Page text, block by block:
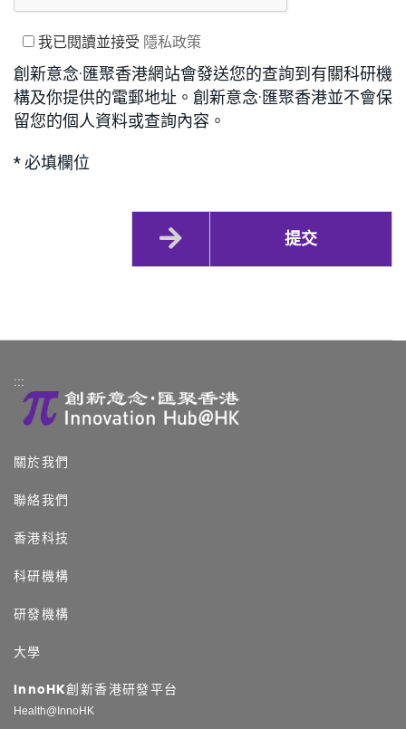
我已閱讀並接受 隱私政策
創新意念·匯聚香港網站會發送您的查詢到有關科研機
構及你提供的電郵地址。創新意念·匯聚香港並不會保
留您的個人資料或查詢內容。
* 必填欄位
提交
:::
關於我們
聯絡我們
香港科技
科研機構
研發機構
大學
InnoHK創新香港研發平台
Health@InnoHK